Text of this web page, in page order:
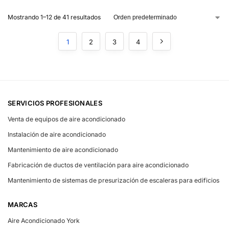
Mostrando 1–12 de 41 resultados
1 2 3 4
SERVICIOS PROFESIONALES
Venta de equipos de aire acondicionado
Instalación de aire acondicionado
Mantenimiento de aire acondicionado
Fabricación de ductos de ventilación para aire acondicionado
Mantenimiento de sistemas de presurización de escaleras para edificios
MARCAS
Aire Acondicionado York